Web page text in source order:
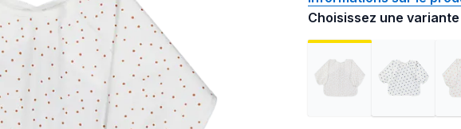
Choisissez une variante